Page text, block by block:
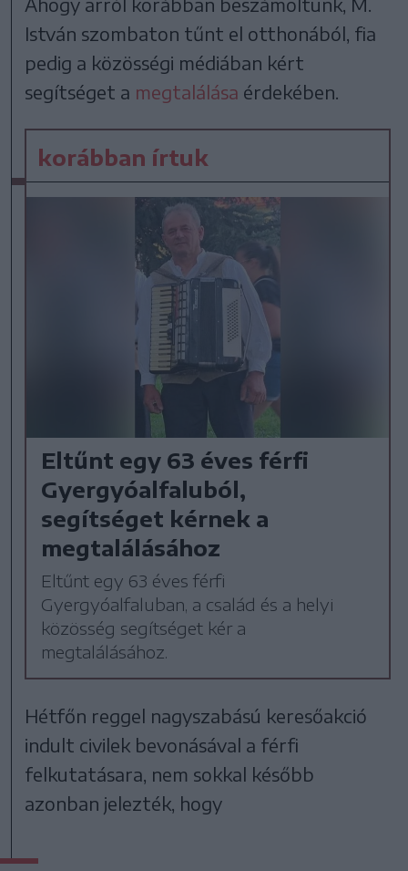
István szombaton tűnt el otthonából, fia
pedig a közösségi médiában kért
segítséget a megtalálása érdekében.
korábban írtuk
Eltűnt egy 63 éves férfi
Gyergyóalfaluból,
segítséget kérnek a
megtalálásához
Eltűnt egy 63 éves férfi
Gyergyóalfaluban, a család és a helyi
közösség segítséget kér a
megtalálásához.
Hétfőn reggel nagyszabású keresőakció
indult civilek bevonásával a férfi
felkutatásara, nem sokkal később
azonban jelezték, hogy